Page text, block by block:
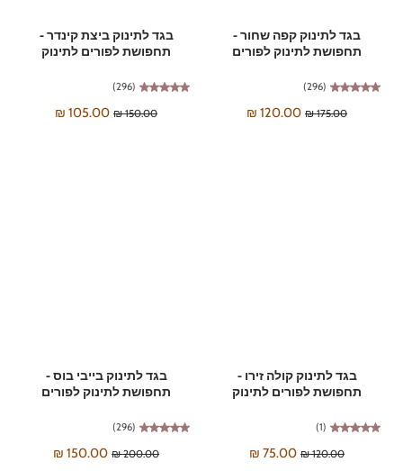
בגד לתינוק קפה שחור -
תחפושת לתינוק לפורים
(296)
175.00 ₪
120.00 ₪
בגד לתינוק ביצת קינדר -
תחפושת לפורים לתינוק
(296)
150.00 ₪
105.00 ₪
בגד לתינוק קולה זירו -
תחפושת לפורים לתינוק
(1)
120.00 ₪
75.00 ₪
בגד לתינוק בייבי בוס -
תחפושת לתינוק לפורים
(296)
200.00 ₪
150.00 ₪